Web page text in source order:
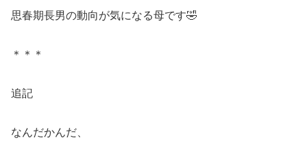
思春期長男の動向が気になる母です🤣
＊＊＊
追記
なんだかんだ、